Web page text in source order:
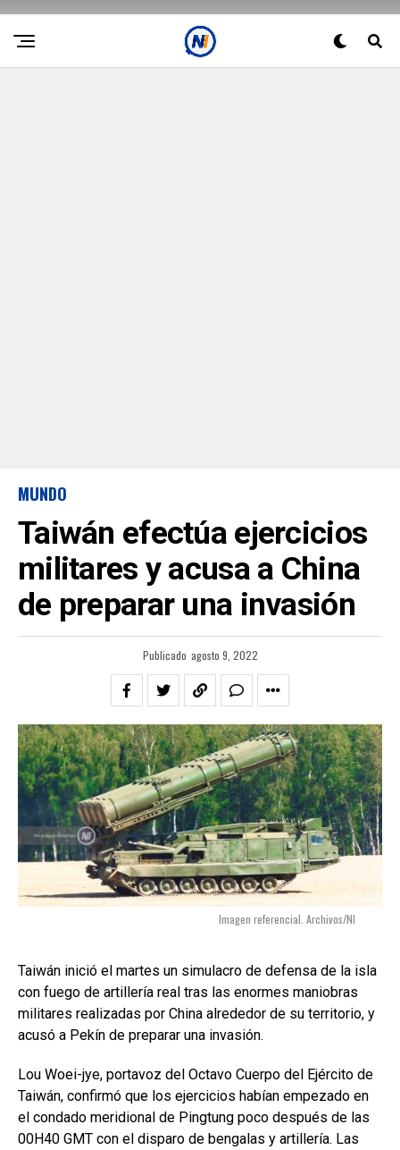
MUNDO
Taiwán efectúa ejercicios
militares y acusa a China
de preparar una invasión
Publicado agosto 9, 2022
Imagen referencial. Archivos/NI
Taiwán inició el martes un simulacro de defensa de la isla
con fuego de artillería real tras las enormes maniobras
militares realizadas por China alrededor de su territorio, y
acusó a Pekín de preparar una invasión.
Lou Woei-jye, portavoz del Octavo Cuerpo del Ejército de
Taiwán, confirmó que los ejercicios habían empezado en
el condado meridional de Pingtung poco después de las
00H40 GMT con el disparo de bengalas y artillería. Las